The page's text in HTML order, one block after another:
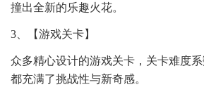
撞出全新的乐趣火花。
3、【游戏关卡】
众多精心设计的游戏关卡，关卡难度
都充满了挑战性与新奇感。